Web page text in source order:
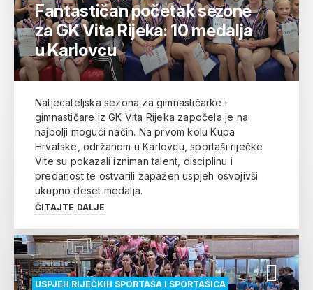
Fantastičan početak sezone
za GK Vita Rijeka: 10 medalja
u Karlovcu
Natjecateljska sezona za gimnastičarke i
gimnastičare iz GK Vita Rijeka započela je na
najbolji mogući način. Na prvom kolu Kupa
Hrvatske, održanom u Karlovcu, sportaši riječke
Vite su pokazali izniman talent, disciplinu i
predanost te ostvarili zapažen uspjeh osvojivši
ukupno deset medalja.
ČITAJTE DALJE
USPJEH RIJEČKIH SPORTAŠA I SPORTAŠICA